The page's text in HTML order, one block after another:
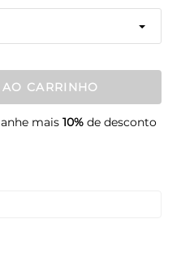
CARRINHO
mais 10%de desconto